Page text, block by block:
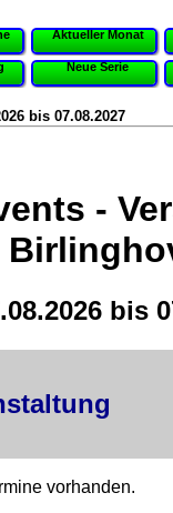
Aktueller Monat
Neue Serie
bis 07.08.2027
-
bis
vorhanden.